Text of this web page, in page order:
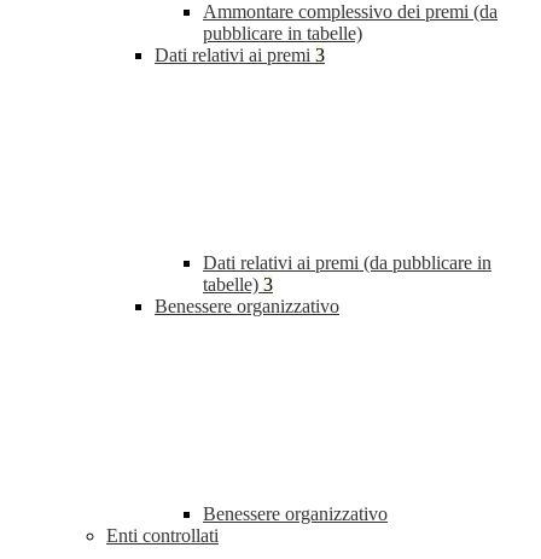
Ammontare complessivo dei premi (da
pubblicare in tabelle)
Dati relativi ai premi 3
Dati relativi ai premi (da pubblicare in
tabelle) 3
Benessere organizzativo
Benessere organizzativo
Enti controllati